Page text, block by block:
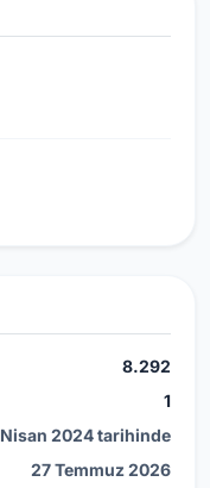
8.292
1
Nisan 2024 tarihinde
27 Temmuz 2026